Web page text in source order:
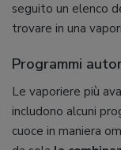
seguito un elenco
trovare in una
Programmi
Le vaporiere più
includono alcuni
cuoce in maniera